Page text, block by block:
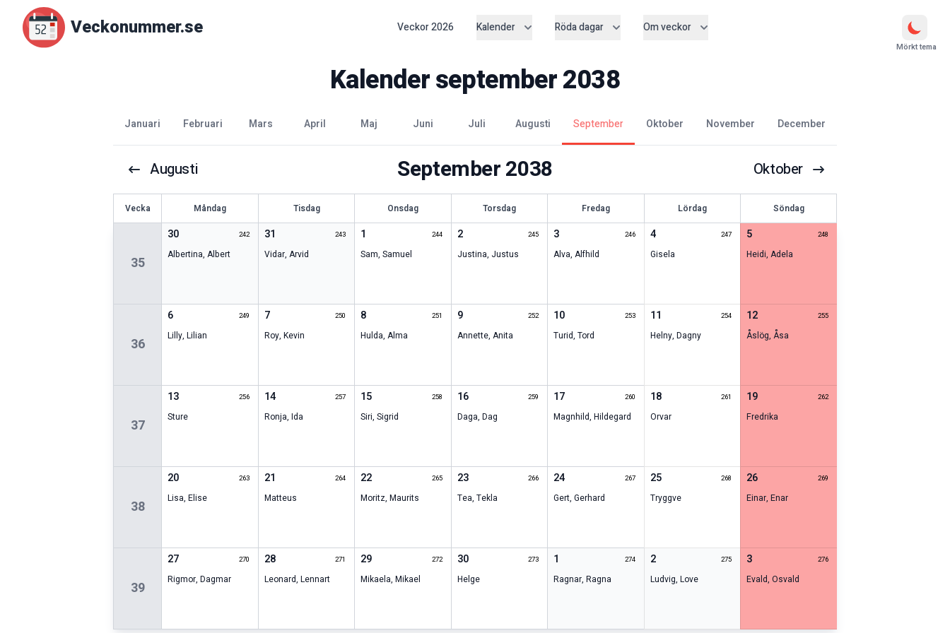
Veckonummer.se Veckor2026 Kalender Röda dagar Om veckor
Mörkt tema
Kalenderseptember2038
januari februari mars april maj juni juli augusti september oktober november december
Augusti September2038 Oktober
Vecka Måndag Tisdag Onsdag Torsdag Fredag Lördag Söndag
35
30 242
Albertina,Albert
31 243
Vidar, Arvid
1 244
Sam,Samuel
2 245
Justina, Justus
3 246
Alva,Alfhild
4 247
Gisela
5 248
Heidi,Adela
36
6 249
Lilly,Lilian
7 250
Roy, Kevin
8 251
Hulda,Alma
9 252
Annette, Anita
10 253
Turid,Tord
11 254
Helny, Dagny
12 255
Åslög,Åsa
37
13 256
Sture
14 257
Ronja, Ida
15 258
Siri,Sigrid
16 259
Daga, Dag
17 260
Magnhild,Hildegard
18 261
Orvar
19 262
Fredrika
38
20 263
Lisa,Elise
21 264
Matteus
22 265
Moritz,Maurits
23 266
Tea, Tekla
24 267
Gert,Gerhard
25 268
Tryggve
26 269
Einar,Enar
39
27 270
Rigmor,Dagmar
28 271
Leonard, Lennart
29 272
Mikaela,Mikael
30 273
Helge
1 274
Ragnar,Ragna
2 275
Ludvig, Love
3 276
Evald,Osvald